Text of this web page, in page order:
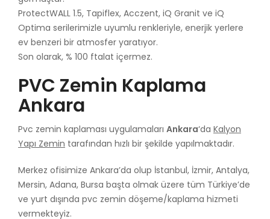
ProtectWALL 1.5, Tapiflex, Acczent, iQ Granit ve iQ
Optima serilerimizle uyumlu renkleriyle, enerjik yerlere
ev benzeri bir atmosfer yaratıyor.
Son olarak, % 100 ftalat içermez.
PVC Zemin Kaplama
Ankara
Pvc zemin kaplaması uygulamaları Ankara‘da Kalyon
Yapı Zemin tarafından hızlı bir şekilde yapılmaktadır.
Merkez ofisimize Ankara’da olup İstanbul, İzmir, Antalya,
Mersin, Adana, Bursa başta olmak üzere tüm Türkiye’de
ve yurt dışında pvc zemin döşeme/kaplama hizmeti
vermekteyiz.